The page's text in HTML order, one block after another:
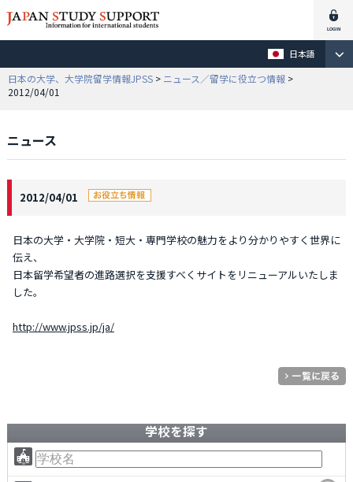
日本語
日本の大学、大学院留学情報JPSS > ニュース／留学に役立つ情報 >
2012/04/01
ニュース
2012/04/01
日本の大学・大学院・短大・専門学校の魅力をより分かりやすく世界に
伝え、
日本留学希望者の進路選択を支援すべくサイトをリニューアルいたしま
した。
http://www.jpss.jp/ja/
学校を探す